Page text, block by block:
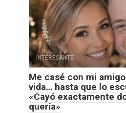
INTERESANTE
Me casé con mi
vida… hasta que lo
«Cayó exactamente
quería»